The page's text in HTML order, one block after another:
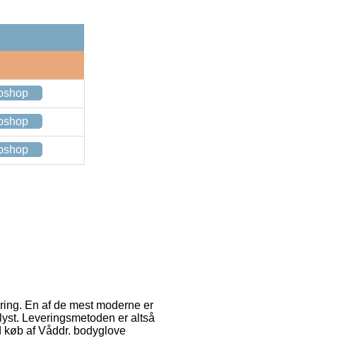
En af de mest moderne er
Leveringsmetoden er altså
af Våddr. bodyglove